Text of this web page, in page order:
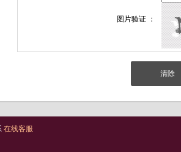
图片验证 ：
在线客服